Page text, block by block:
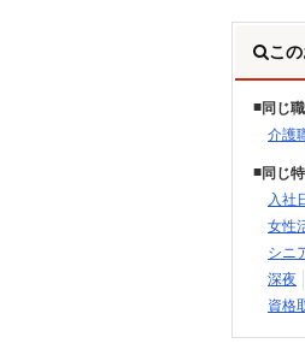
こ
同じ
介護
同じ
入社
女性
シニ
深夜
資格